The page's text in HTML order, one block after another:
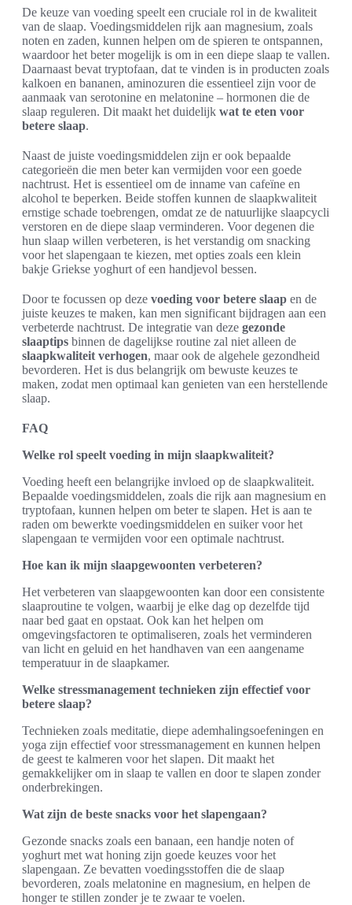
De keuze van voeding speelt een cruciale rol in de kwaliteit
van de slaap. Voedingsmiddelen rijk aan magnesium, zoals
noten en zaden, kunnen helpen om de spieren te ontspannen,
waardoor het beter mogelijk is om in een diepe slaap te vallen.
Daarnaast bevat tryptofaan, dat te vinden is in producten zoals
kalkoen en bananen, aminozuren die essentieel zijn voor de
aanmaak van serotonine en melatonine – hormonen die de
slaap reguleren. Dit maakt het duidelijk wat te eten voor
betere slaap.
Naast de juiste voedingsmiddelen zijn er ook bepaalde
categorieën die men beter kan vermijden voor een goede
nachtrust. Het is essentieel om de inname van cafeïne en
alcohol te beperken. Beide stoffen kunnen de slaapkwaliteit
ernstige schade toebrengen, omdat ze de natuurlijke slaapcycli
verstoren en de diepe slaap verminderen. Voor degenen die
hun slaap willen verbeteren, is het verstandig om snacking
voor het slapengaan te kiezen, met opties zoals een klein
bakje Griekse yoghurt of een handjevol bessen.
Door te focussen op deze voeding voor betere slaap en de
juiste keuzes te maken, kan men significant bijdragen aan een
verbeterde nachtrust. De integratie van deze gezonde
slaaptips binnen de dagelijkse routine zal niet alleen de
slaapkwaliteit verhogen, maar ook de algehele gezondheid
bevorderen. Het is dus belangrijk om bewuste keuzes te
maken, zodat men optimaal kan genieten van een herstellende
slaap.
FAQ
Welke rol speelt voeding in mijn slaapkwaliteit?
Voeding heeft een belangrijke invloed op de slaapkwaliteit.
Bepaalde voedingsmiddelen, zoals die rijk aan magnesium en
tryptofaan, kunnen helpen om beter te slapen. Het is aan te
raden om bewerkte voedingsmiddelen en suiker voor het
slapengaan te vermijden voor een optimale nachtrust.
Hoe kan ik mijn slaapgewoonten verbeteren?
Het verbeteren van slaapgewoonten kan door een consistente
slaaproutine te volgen, waarbij je elke dag op dezelfde tijd
naar bed gaat en opstaat. Ook kan het helpen om
omgevingsfactoren te optimaliseren, zoals het verminderen
van licht en geluid en het handhaven van een aangename
temperatuur in de slaapkamer.
Welke stressmanagement technieken zijn effectief voor
betere slaap?
Technieken zoals meditatie, diepe ademhalingsoefeningen en
yoga zijn effectief voor stressmanagement en kunnen helpen
de geest te kalmeren voor het slapen. Dit maakt het
gemakkelijker om in slaap te vallen en door te slapen zonder
onderbrekingen.
Wat zijn de beste snacks voor het slapengaan?
Gezonde snacks zoals een banaan, een handje noten of
yoghurt met wat honing zijn goede keuzes voor het
slapengaan. Ze bevatten voedingsstoffen die de slaap
bevorderen, zoals melatonine en magnesium, en helpen de
honger te stillen zonder je te zwaar te voelen.